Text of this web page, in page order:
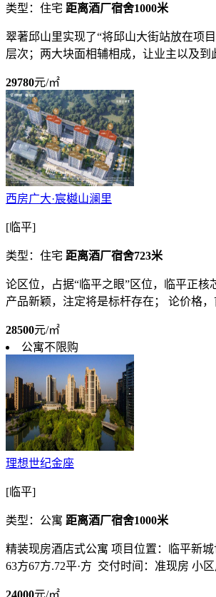
类型：住宅 距离酒厂宿舍1000米
翠著邱山里实现了“将邱山大街站放在项
层次；两大块面相辅相成，让业主以及
29780元/㎡
西房广大·宸樾山澜里
[临平]
类型：住宅 距离酒厂宿舍723米
论区位，占据“临平之眼”区位，临平正核
产品新颖，注定将是标杆存在； 论价格
28500元/㎡
公寓不限购
理想世纪金座
[临平]
类型：公寓 距离酒厂宿舍1000米
精装现房酒店式公寓 项目位置：临平新
63方67方.72平·方 交付时间：准现房 小
24000元/㎡